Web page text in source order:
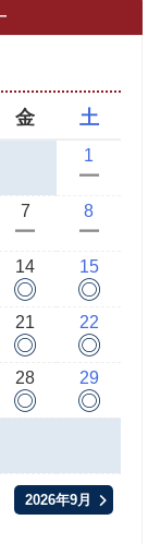
金 土
1
ー
7
ー
8
ー
14
◎
15
◎
21
◎
22
◎
28
◎
29
◎
2026年9月